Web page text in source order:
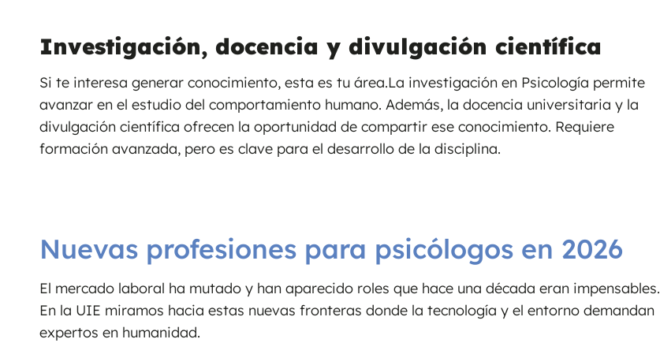
Investigación, docencia y divulgación científica
Si te interesa generar conocimiento, esta es tu área.La investigación en Psicología permite
avanzar en el estudio del comportamiento humano. Además, la docencia universitaria y la
divulgación científica ofrecen la oportunidad de compartir ese conocimiento. Requiere
formación avanzada, pero es clave para el desarrollo de la disciplina.
Nuevas profesiones para psicólogos en 2026
El mercado laboral ha mutado y han aparecido roles que hace una década eran impensables.
En la UIE miramos hacia estas nuevas fronteras donde la tecnología y el entorno demandan
expertos en humanidad.